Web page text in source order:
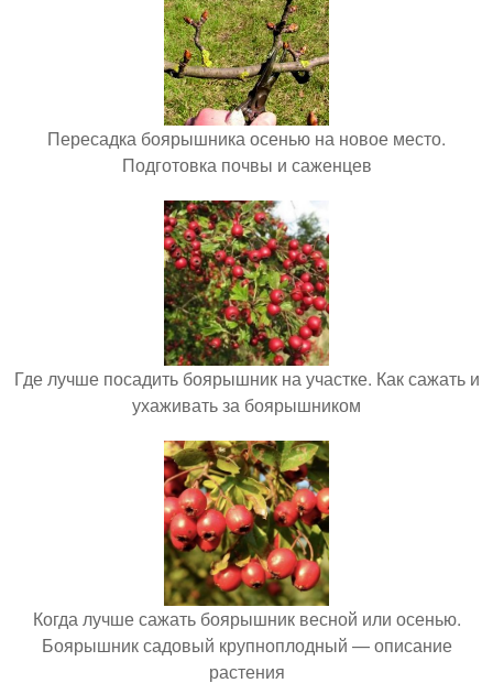
Пересадка боярышника осенью на новое место.
Подготовка почвы и саженцев
Где лучше посадить боярышник на участке. Как сажать и
ухаживать за боярышником
Когда лучше сажать боярышник весной или осенью.
Боярышник садовый крупноплодный — описание
растения